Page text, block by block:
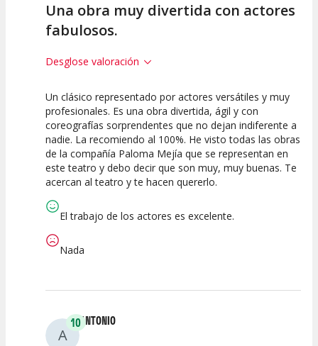
Una obra muy divertida con actores
fabulosos.
Desglose valoración
10
Calidad del
Espectáculo
10
Puesta en
Escena
10
Interpretación
artística
Un clásico representado por actores versátiles y muy
profesionales. Es una obra divertida, ágil y con
coreografías sorprendentes que no dejan indiferente a
nadie. La recomiendo al 100%. He visto todas las obras
de la compañía Paloma Mejía que se representan en
este teatro y debo decir que son muy, muy buenas. Te
acercan al teatro y te hacen quererlo.
El trabajo de los actores es excelente.
Nada
A
10ANTONIO